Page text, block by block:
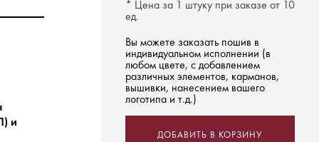
и
* Цена за 1 штуку при заказе от 10
ед.
Вы можете заказать пошив в
индивидуальном исполнении (в
любом цвете, с добавлением
различных элементов, карманов,
вышивки, нанесением вашего
логотипа и т.д.)
ДОБАВИТЬ В КОРЗИНУ